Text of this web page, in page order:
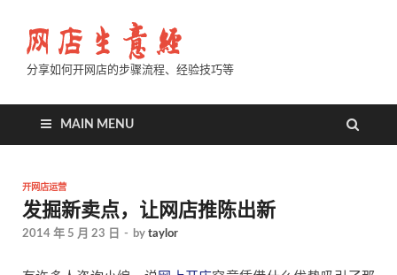
分享如何开网店的步骤流程、经验技巧等
MAIN MENU
开网店运营
发掘新卖点，让网店推陈出新
2014 年 5 月 23 日 - by taylor